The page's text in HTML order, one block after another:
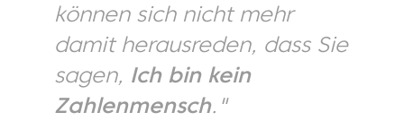
können sich nicht mehr
damit herausreden, dass Sie
sagen, Ich bin kein
Zahlenmensch."